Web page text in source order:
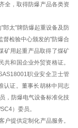
全，取得防爆产品各类资
郎太"牌防爆起重设备及防
督检验中心颁发的"防爆合
矿用起重产品取得了煤矿
和国企业外贸资格证。
职业安全卫士管
认证。董事长胡林中同志
，防爆电气设备标准化技
）委员。
提供定制化产品服务。